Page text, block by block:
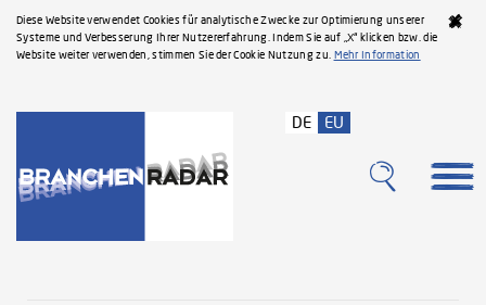
Diese Website verwendet Cookies für analytische Zwecke zur Optimierung unserer
Systeme und Verbesserung Ihrer Nutzererfahrung. Indem Sie auf „X“ klicken bzw. die
Website weiter verwenden, stimmen Sie der Cookie Nutzung zu. Mehr Information
DE EU